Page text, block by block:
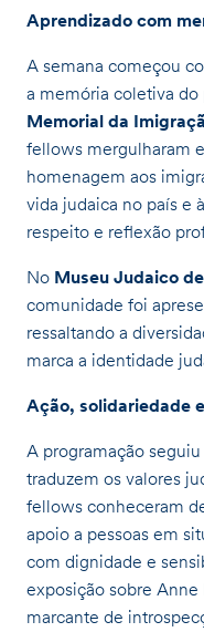
Aprendizado com
A semana começou
a memória coletiva
Memorial da
fellows mergulharam
homenagem aos
vida judaica no país e
respeito e reflexão
No Museu Judaico
comunidade foi
ressaltando a
marca a identidade
Ação, solidariedade
A programação
traduzem os valores
fellows conheceram
apoio a pessoas em
com dignidade e
exposição sobre
marcante de